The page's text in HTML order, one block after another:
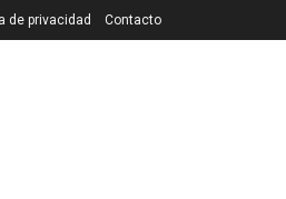
de privacidad Contacto